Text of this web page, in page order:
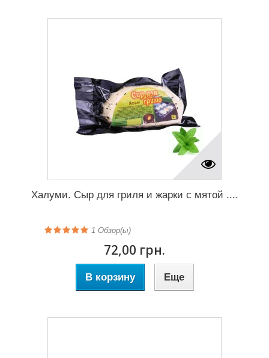
Халуми. Сыр для гриля и жарки с мятой ....
1 Обзор(ы)
72,00 грн.
В корзину Еще